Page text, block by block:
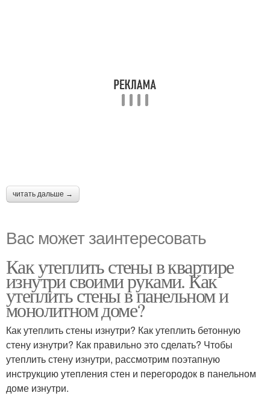
читать дальше →
Вас может заинтересовать
Как утеплить стены в квартире
изнутри своими руками. Как
утеплить стены в панельном и
монолитном доме?
Как утеплить стены изнутри? Как утеплить бетонную
стену изнутри? Как правильно это сделать? Чтобы
утеплить стену изнутри, рассмотрим поэтапную
инструкцию утепления стен и перегородок в панельном
доме изнутри.